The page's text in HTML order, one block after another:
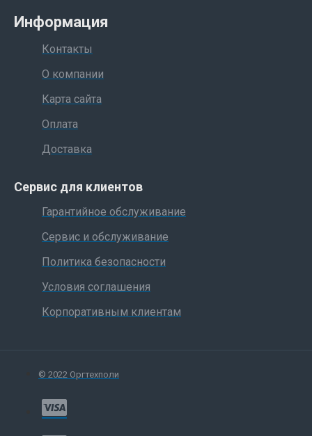
Информация
Контакты
О компании
Карта сайта
Оплата
Доставка
Сервис для клиентов
Гарантийное обслуживание
Сервис и обслуживание
Политика безопасности
Условия соглашения
Корпоративным клиентам
© 2022 Оргтехполи